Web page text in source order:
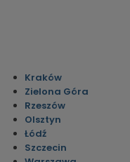
Kraków
Zielona Góra
Rzeszów
Olsztyn
Łódź
Szczecin